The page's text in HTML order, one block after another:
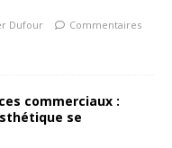
Dufour
Commentaires
commerciaux :
se